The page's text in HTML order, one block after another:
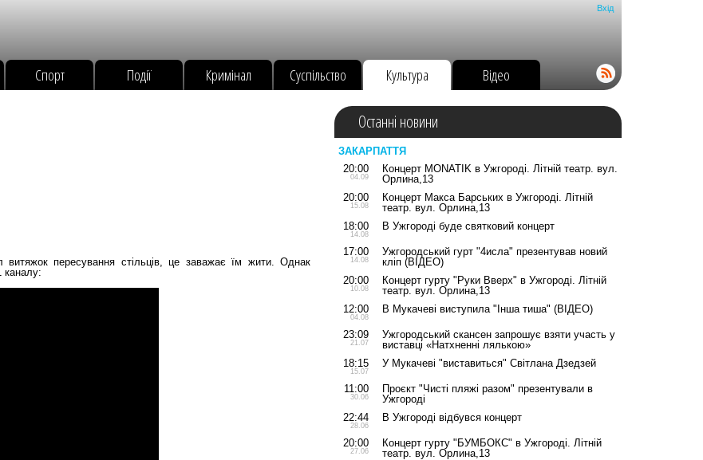
Вхід
Спорт Події Кримінал Суспільство Культура Відео
пересування стільців, це заважає їм жити. Однак
каналу:
Останні новини
ЗАКАРПАТТЯ
20:00
04.09
Концерт MONATIK в Ужгороді. Літній театр. вул.
Орлина,13
20:00
15.08
Концерт Макса Барських в Ужгороді. Літній
театр. вул. Орлина,13
18:00
14.08
В Ужгороді буде святковий концерт
17:00
14.08
Ужгородський гурт "4исла" презентував новий
кліп (ВІДЕО)
20:00
10.08
Концерт гурту "Руки Вверх" в Ужгороді. Літній
театр. вул. Орлина,13
12:00
04.08
В Мукачеві виступила "Інша тиша" (ВІДЕО)
23:09
21.07
Ужгородський скансен запрошує взяти участь у
виставці «Натхненні лялькою»
18:15
15.07
У Мукачеві "виставиться" Світлана Дзедзей
11:00
30.06
Проєкт "Чисті пляжі разом" презентували в
Ужгороді
22:44
28.06
В Ужгороді відбувся концерт
20:00
27.06
Концерт гурту "БУМБОКС" в Ужгороді. Літній
театр. вул. Орлина,13